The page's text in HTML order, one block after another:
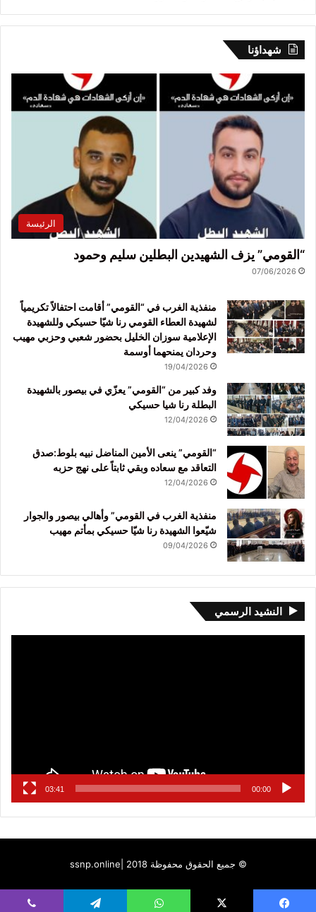
شهداؤنا
الرئيسة
“القومي” يزف الشهيدين البطلين سليم وحمود
07/06/2026
منفذية الغرب في “القومي” أقامت احتفالاً تكريمياً
لشهيدة العطاء القومي رنا شيّا حسيكي وللشهيدة
الإعلامية سوزان الخليل بحضور شعبي وحزبي مهيب
وحردان يمنحهما أوسمة
19/04/2026
وفد كبير من “القومي” يعزّي في بيصور بالشهيدة
البطلة رنا شيا حسيكي
12/04/2026
“القومي” ينعى الأمين المناضل نبيه بلوط:صدق
التعاقد مع سعاده وبقي ثابتاً على نهج حزبه
12/04/2026
منفذية الغرب في القومي” وأهالي بيصور والجوار
شيّعوا الشهيدة رنا شيّا حسيكي بمأتم مهيب
09/04/2026
النشيد الرسمي
00:00
03:41
© جميع الحقوق محفوظة 2018 | ssnp.online